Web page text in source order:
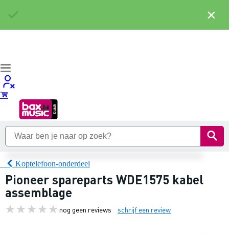
Koptelefoon-onderdeel
Pioneer spareparts WDE1575 kabel
assemblage
nog geen reviews schrijf een review
×